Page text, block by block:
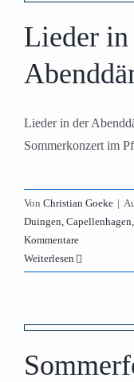
Lieder in
Lieder in der
Sommerkonzert im
Von Christian Goeke |
Duingen,
Kommentare
Weiterlesen